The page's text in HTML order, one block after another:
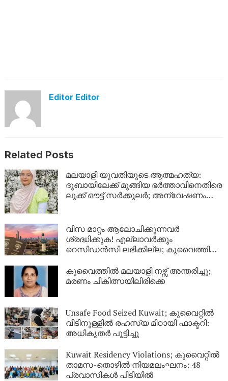
Editor Editor
Related Posts
മലയാളി യുവതിയുടെ ആത്മഹത്യ:
ദുബായിലേക്ക് മുങ്ങിയ ഭർത്താവിനെതിരെ
ലുക്ക് ഔട്ട് സർക്കുലർ; അന്വേഷണം
വിസ മാറ്റം ആലോചിക്കുന്നവർ
ശ്രദ്ധിക്കുക! എല്ലാവർക്കും
റെസിഡൻസി ലഭിക്കില്ല; കുവൈത്തിന്റെ
കുവൈത്തിൽ മലയാളി നഴ്സ് അന്തരിച്ചു;
മരണം ചികിത്സയിലിരിക്കെ
Unsafe Food Seized Kuwait; കുവൈറ്റിൽ
വീടിനുള്ളിൽ രഹസ്യ മിഠായി ഫാക്ടറി:
അധികൃതർ പൂട്ടിച്ചു
Kuwait Residency Violations; കുവൈറ്റിൽ
താമസ-തൊഴിൽ നിയമലംഘനം: 48
പ്രവാസികൾ പിടിയിൽ